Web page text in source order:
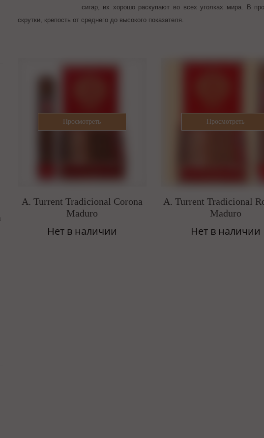
сигар, их хорошо раскупают во всех уголках мира. В
скрутки, крепость от среднего до высокого показателя.
A. Turrent Tradicional Corona
Maduro
Нет в наличии
A. Turrent Tradicional
Maduro
Нет в наличии